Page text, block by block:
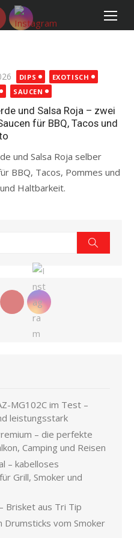
DIPS
EXOTISCH
SAUCEN
und Salsa Roja – zwei
für BBQ, Tacos und
und Salsa Roja selber
BBQ, Tacos, Pommes und
Haltbarkeit.
MG102C im Test –
leistungsstark
– die perfekte
Camping und Reisen
– kabelloses
Grill, Smoker und
Brisket aus Tri Tip
Drumsticks vom Smoker